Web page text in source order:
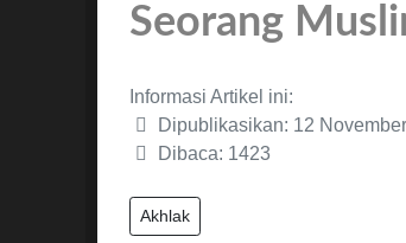
Seorang
Informasi Artikel ini:
Dipublikasikan: 12
Dibaca: 1423
Akhlak